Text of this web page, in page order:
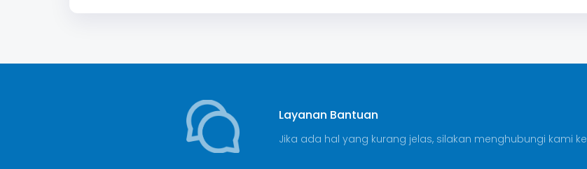
Layanan Bantuan
Jika ada hal yang kurang jelas, silakan menghubungi kami ke